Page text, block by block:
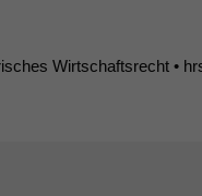
Wirtschaftsrecht •